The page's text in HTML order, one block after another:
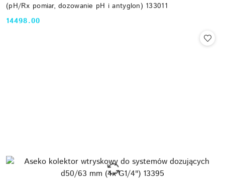
(pH/Rx pomiar, dozowanie pH i antyglon) 133011
Cena:
14498.00